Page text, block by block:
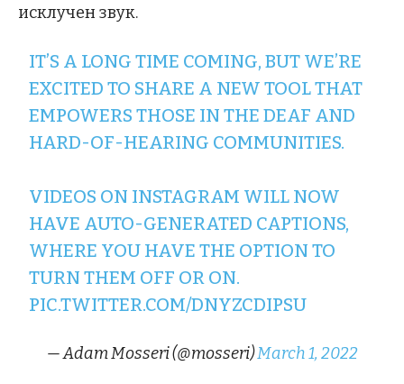
исклучен звук.
IT’S A LONG TIME COMING, BUT WE’RE
EXCITED TO SHARE A NEW TOOL THAT
EMPOWERS THOSE IN THE DEAF AND
HARD-OF-HEARING COMMUNITIES.
VIDEOS ON INSTAGRAM WILL NOW
HAVE AUTO-GENERATED CAPTIONS,
WHERE YOU HAVE THE OPTION TO
TURN THEM OFF OR ON.
PIC.TWITTER.COM/DNYZCDIPSU
— Adam Mosseri (@mosseri)March 1, 2022